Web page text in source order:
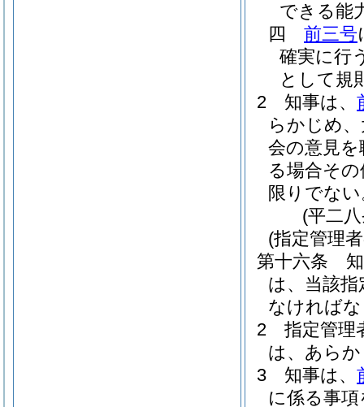
できる能
四
前三号
確実に行
として規
2
知事は、
らかじめ
会の意見
る場合そ
限りでな
(平二
(指定管理
第十六条
は、当該
なければ
2
指定管理
は、あら
3
知事は、
に係る事